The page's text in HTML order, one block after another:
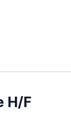
H/F